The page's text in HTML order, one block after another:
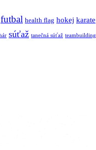
futbal health flag hokej karate
súťaž tanečná súťaž teambuilding